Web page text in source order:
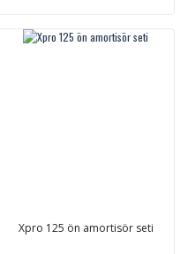
Xpro 125 ön amortisör seti